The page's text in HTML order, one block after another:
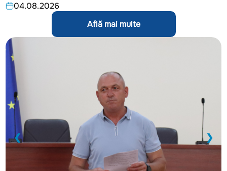
04.08.2026
Află mai multe
❮ ❯